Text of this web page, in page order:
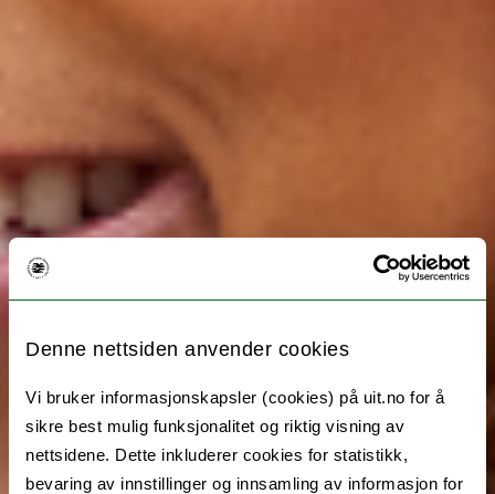
Denne nettsiden anvender cookies
Vi bruker informasjonskapsler (cookies) på uit.no for å
sikre best mulig funksjonalitet og riktig visning av
nettsidene. Dette inkluderer cookies for statistikk,
bevaring av innstillinger og innsamling av informasjon for